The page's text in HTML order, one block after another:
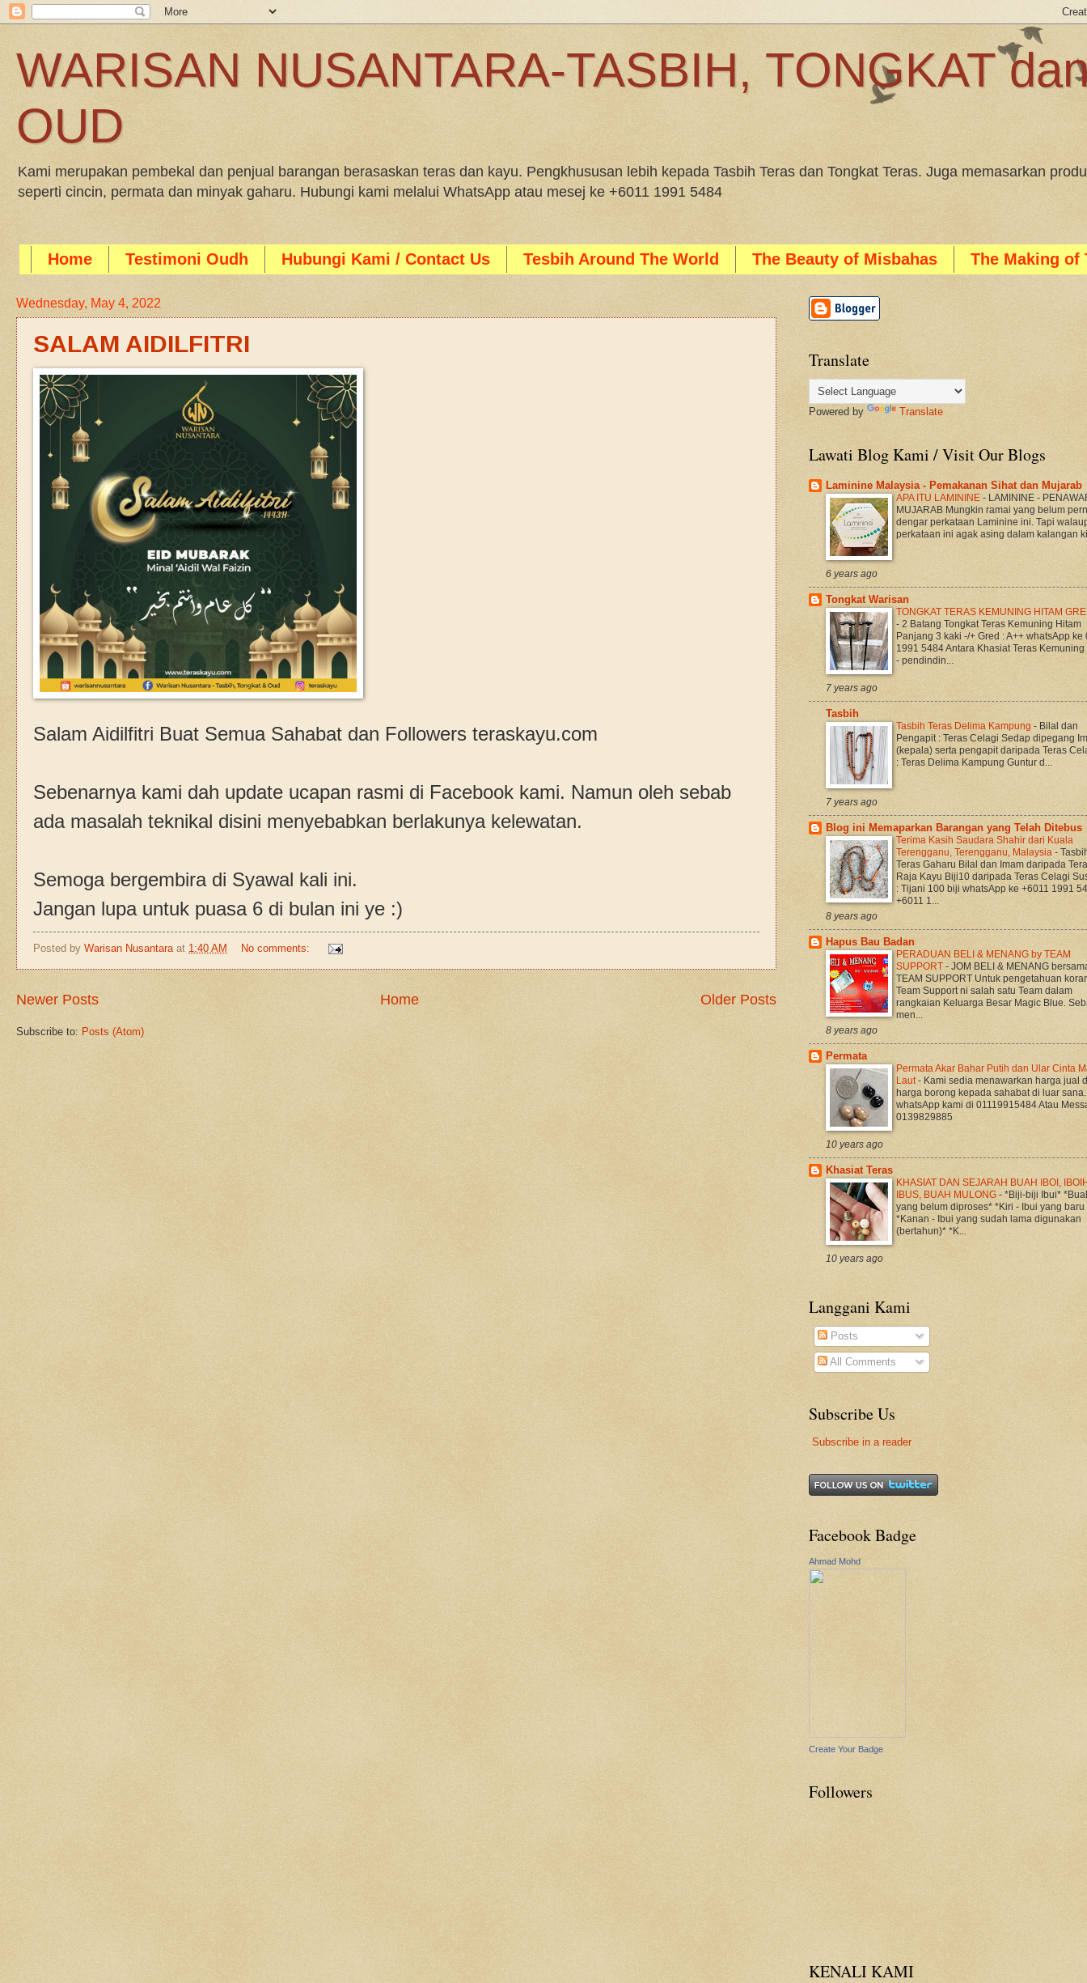
WARISAN NUSANTARA-TASBIH, TONGKAT
OUD
Kami merupakan pembekal dan penjual barangan berasaskan teras dan kayu. Pengkhususan lebih kepada Tasbih Teras dan Tongkat Teras. Juga memasarkan
seperti cincin, permata dan minyak gaharu. Hubungi kami melalui WhatsApp atau mesej ke +6011 1991 5484
Home Testimoni Oudh Hubungi Kami / Contact Us Tesbih Around The World The Beauty of Misbahas The Making of
Wednesday, May 4, 2022
SALAM AIDILFITRI
Salam Aidilfitri Buat Semua Sahabat dan Followers teraskayu.com
Sebenarnya kami dah update ucapan rasmi di Facebook kami. Namun oleh sebab
ada masalah teknikal disini menyebabkan berlakunya kelewatan.
Semoga bergembira di Syawal kali ini.
Jangan lupa untuk puasa 6 di bulan ini ye :)
Posted by Warisan Nusantara at 1:40 AM No comments:
Newer Posts Older Posts
Home
Subscribe to: Posts (Atom)
Translate
Powered by Translate
Lawati Blog Kami / Visit Our Blogs
Laminine Malaysia - Pemakanan Sihat dan Mujarab
APA ITU LAMININE - LAMININE -
MUJARAB Mungkin ramai yang belum
dengar perkataan Laminine ini. Tapi
perkataan ini agak asing dalam kalangan
6 years ago
Tongkat Warisan
TONGKAT TERAS KEMUNING HITAM
- 2 Batang Tongkat Teras Kemuning Hitam
Panjang 3 kaki -/+ Gred : A++ whatsApp ke
1991 5484 Antara Khasiat Teras Kemuning
- pendindin...
7 years ago
Tasbih
Tasbih Teras Delima Kampung - Bilal dan
Pengapit : Teras Celagi Sedap dipegang
(kepala) serta pengapit daripada Teras
: Teras Delima Kampung Guntur d...
7 years ago
Blog ini Memaparkan Barangan yang Telah Ditebus
Terima Kasih Saudara Shahir dari Kuala
Terengganu, Terengganu, Malaysia -
Teras Gaharu Bilal dan Imam daripada
Raja Kayu Biji10 daripada Teras Celagi
: Tijani 100 biji whatsApp ke +6011 1991
+6011 1...
8 years ago
Hapus Bau Badan
PERADUAN BELI & MENANG by TEAM
SUPPORT- JOM BELI & MENANG
TEAM SUPPORT Untuk pengetahuan
Team Support ni salah satu Team dalam
rangkaian Keluarga Besar Magic Blue.
men...
8 years ago
Permata
Permata Akar Bahar Putih dan Ular Cinta
Laut- Kami sedia menawarkan harga jual
harga borong kepada sahabat di luar sana.
whatsApp kami di 01119915484 Atau
0139829885
10 years ago
Khasiat Teras
KHASIAT DAN SEJARAH BUAH IBOI,
IBUS, BUAH MULONG - *Biji-biji Ibui*
yang belum diproses* *Kiri - Ibui yang baru
*Kanan - Ibui yang sudah lama digunakan
(bertahun)* *K...
10 years ago
Langgani Kami
Posts
All Comments
Subscribe Us
Subscribe in a reader
Facebook Badge
Ahmad Mohd
Create Your Badge
Followers
KENALI KAMI